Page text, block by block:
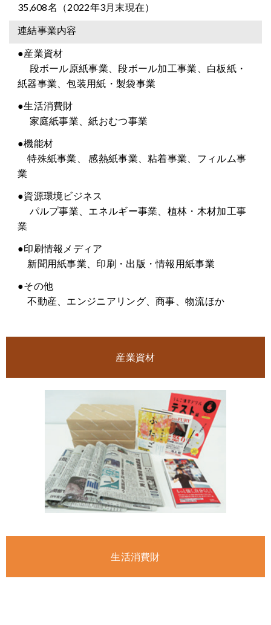
35,608名（2022年3月末現在）
連結事業内容
●産業資材
段ボール原紙事業、段ボール加工事業、白板紙・
紙器事業、包装用紙・製袋事業
●生活消費財
家庭紙事業、紙おむつ事業
●機能材
特殊紙事業、 感熱紙事業、粘着事業、フィルム事
業
●資源環境ビジネス
パルプ事業、エネルギー事業、植林・木材加工事
業
●印刷情報メディア
新聞用紙事業、印刷・出版・情報用紙事業
●その他
不動産、エンジニアリング、商事、物流ほか
産業資材
生活消費財